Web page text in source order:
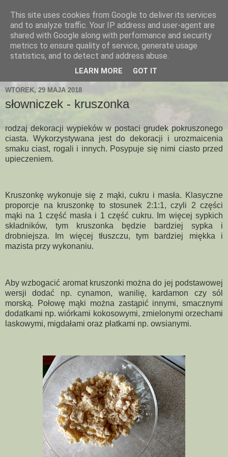
WTOREK, 29 MAJA 2018
słowniczek - kruszonka
rodzaj dekoracji wypieków w postaci grudek pokruszonego
ciasta. Wykorzystywana jest do dekoracji i urozmaicenia
smaku ciast, rogali i innych. Posypuje się nimi ciasto przed
upieczeniem.
Kruszonkę wykonuje się z mąki, cukru i masła. Klasyczne
proporcje na kruszonkę to stosunek 2:1:1, czyli 2 części
mąki na 1 część masła i 1 część cukru. Im więcej sypkich
składników, tym kruszonka będzie bardziej sypka i
drobniejsza. Im więcej tłuszczu, tym bardziej miękka i
mazista przy wykonaniu.
Aby wzbogacić aromat kruszonki można do jej podstawowej
wersji dodać np. cynamon, wanilię, kardamon czy sól
morską. Połowę mąki można zastąpić innymi, smacznymi
dodatkami np. wiórkami kokosowymi, zmielonymi orzechami
laskowymi, migdałami oraz płatkami np. owsianymi.
This site uses cookies from Google to deliver its services
and to analyze traffic. Your IP address and user-agent are
shared with Google along with performance and security
metrics to ensure quality of service, generate usage
statistics, and to detect and address abuse.
LEARN MORE GOT IT